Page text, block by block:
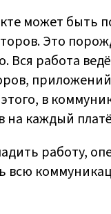
может быть
Это
работа
в
на каждый
работу,
всю